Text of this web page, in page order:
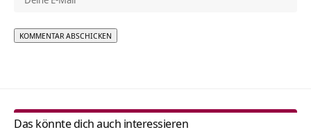
Das könnte dich auch interessieren